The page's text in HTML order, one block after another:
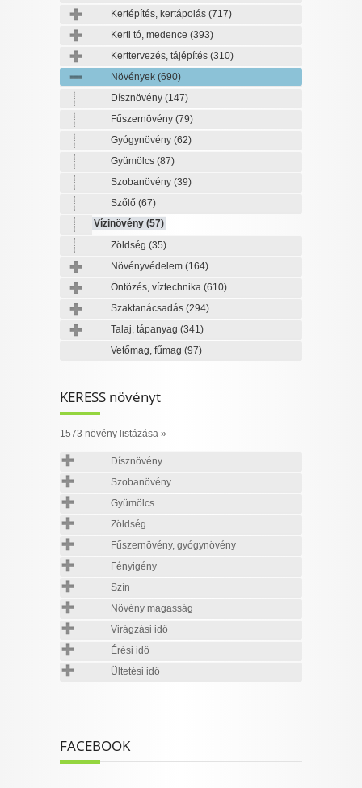
Kertépítés, kertápolás (717)
Kerti tó, medence (393)
Kerttervezés, tájépítés (310)
Növények (690)
Dísznövény (147)
Fűszernövény (79)
Gyógynövény (62)
Gyümölcs (87)
Szobanövény (39)
Szőlő (67)
Vízinövény (57)
Zöldség (35)
Növényvédelem (164)
Öntözés, víztechnika (610)
Szaktanácsadás (294)
Talaj, tápanyag (341)
Vetőmag, fűmag (97)
KERESS növényt
1573 növény listázása »
Dísznövény
Szobanövény
Gyümölcs
Zöldség
Fűszernövény, gyógynövény
Fényigény
Szín
Növény magasság
Virágzási idő
Érési idő
Ültetési idő
FACEBOOK